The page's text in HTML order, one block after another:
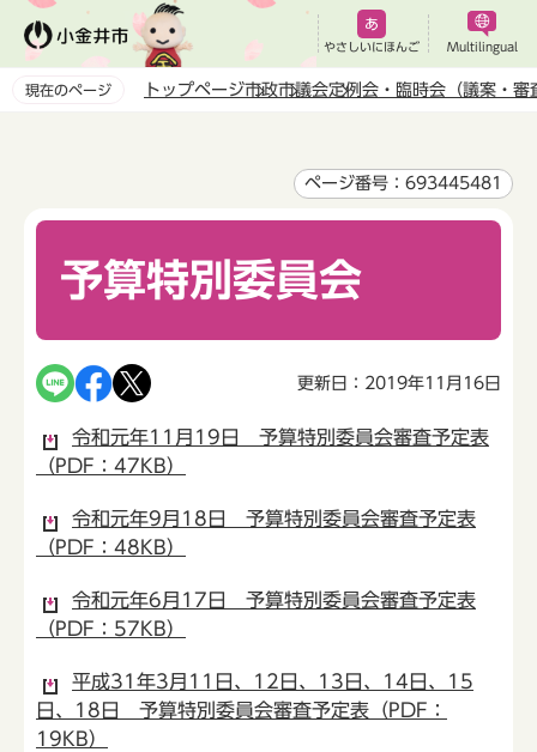
ペ
やさしいにほんご Multilingual
現在のページ トップページ市政市議会定例会・臨時会（議案・審
ページ番号：693445481
予算特別委員会
更新日：2019年11月16日
令和元年11月19日 予算特別委員会審査予定表
（PDF：47KB）
令和元年9月18日 予算特別委員会審査予定表
（PDF：48KB）
令和元年6月17日 予算特別委員会審査予定表
（PDF：57KB）
平成31年3月11日、12日、13日、14日、15
日、18日 予算特別委員会審査予定表（PDF：
19KB）